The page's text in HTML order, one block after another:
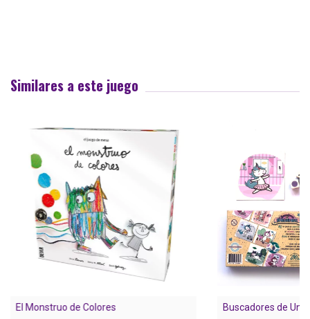
Similares a este juego
El Monstruo de Colores Buscadores de